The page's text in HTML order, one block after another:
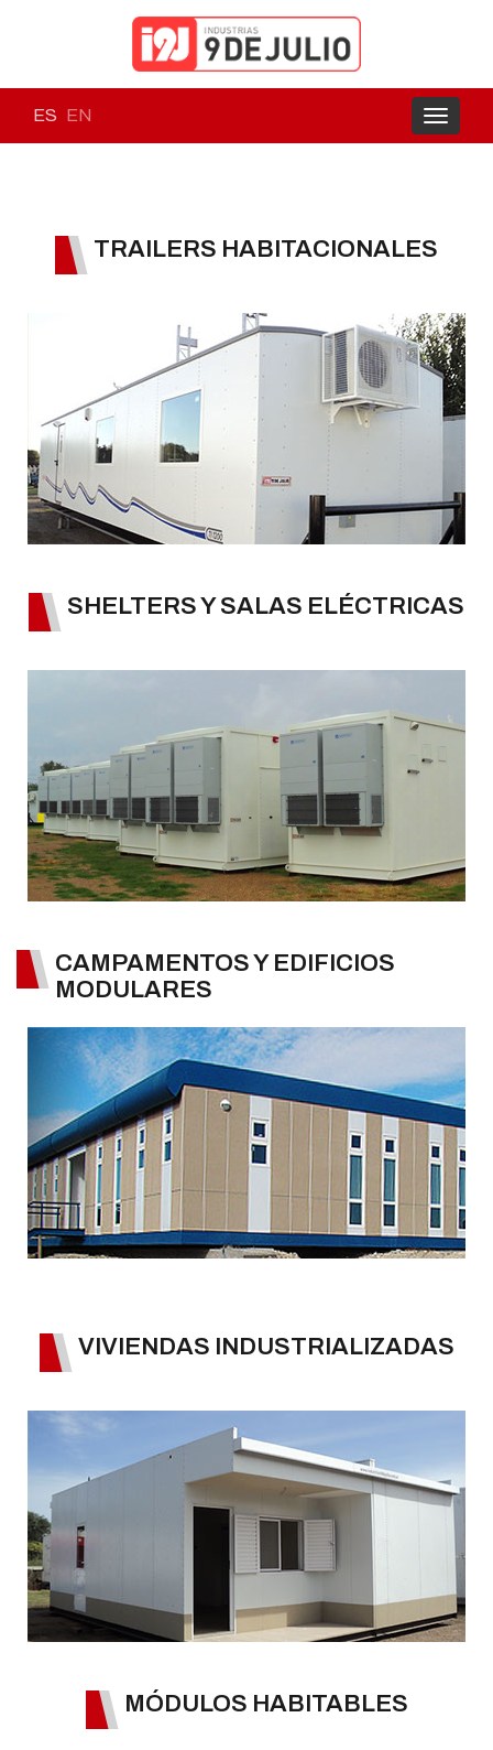
ES EN
Toggle
TRAILERS HABITACIONALES
SHELTERS Y SALAS ELÉCTRICAS
CAMPAMENTOS Y EDIFICIOS
MODULARES
VIVIENDAS INDUSTRIALIZADAS
MÓDULOS HABITABLES